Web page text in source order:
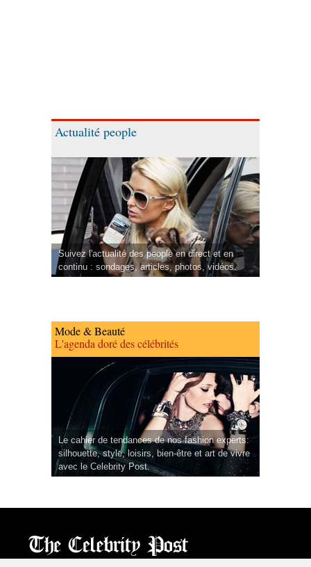
Actualité people
Suivez l'actualité des people en direct et en
continu : sondages, articles, photos, vidéos.
Mode & Beauté
L'agenda doré des célébrités
Le cahier de tendances de nos fashion experts:
silhouette, style, loisirs, bien-être et art de vivre
avec le Celebrity Post.